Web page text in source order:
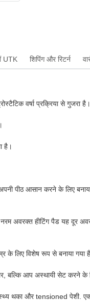
UTK शिपिंग और रिटर्न
वर्षा प्रक्रिया से गुजरा है।
है।
पीठ आसान करने के लिए
अवरक्त हीटिंग पैड यह दूर
के लिए विशेष रूप से बनाया गया है.
बल्कि आप अस्थायी सेट करने
थका और tensioned पेशी.